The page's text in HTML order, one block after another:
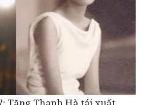
Tăng Thanh Hà tái xuất
Phương Hoàng hậu